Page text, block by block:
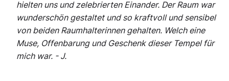
hielten uns und zelebrierten Einander. Der Raum war
wunderschön gestaltet und so kraftvoll und sensibel
von beiden Raumhalterinnen gehalten. Welch eine
Muse, Offenbarung und Geschenk dieser Tempel für
mich war. - J.